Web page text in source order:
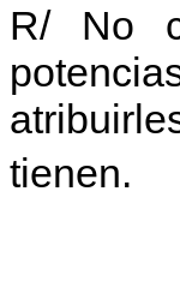
R/ No
tienen.